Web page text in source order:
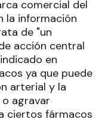
comercial del
la información
de "un
acción central
en
ya que puede
arterial y la
agravar
ciertos fármacos